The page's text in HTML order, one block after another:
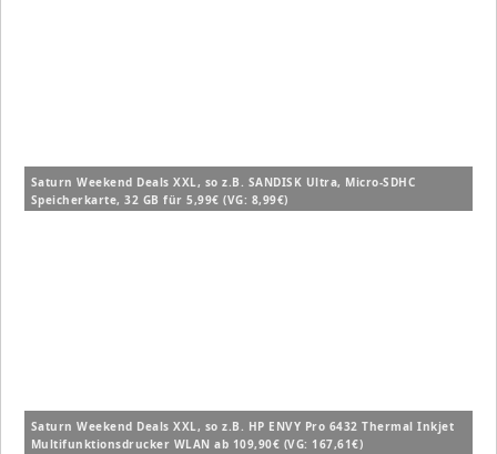
Saturn Weekend Deals XXL, so z.B. SANDISK Ultra, Micro-SDHC
Speicherkarte, 32 GB für 5,99€ (VG: 8,99€)
Saturn Weekend Deals XXL, so z.B. HP ENVY Pro 6432 Thermal Inkjet
Multifunktionsdrucker WLAN ab 109,90€ (VG: 167,61€)